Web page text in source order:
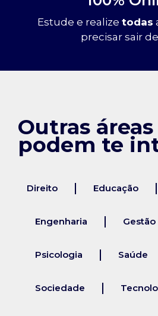
Estude e realize todas
precisar sair
Outras
podem te
Direito Educação
Engenharia Gestão
Psicologia Saúde
Sociedade